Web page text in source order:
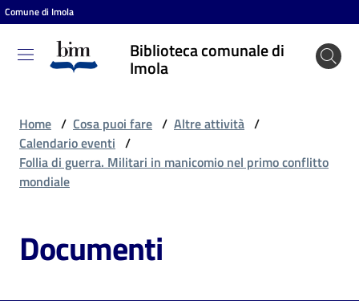
Vai al contenuto
Vai alla navigazione
Vai al footer
Comune di Imola
Biblioteca comunale di
Imola
Biblioteca
comunale
Entra
Cosa
puoi
Home / Cosa puoi fare / Altre attività /
Calendario eventi /
Follia di guerra. Militari in manicomio nel primo conflitto
mondiale
Documenti